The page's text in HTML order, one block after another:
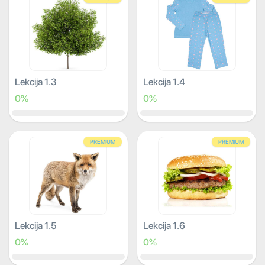
Lekcija 1.3
0%
Lekcija 1.4
0%
PREMIUM
Lekcija 1.5
0%
PREMIUM
Lekcija 1.6
0%